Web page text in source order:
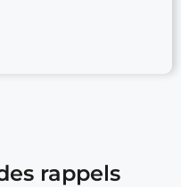
rappels